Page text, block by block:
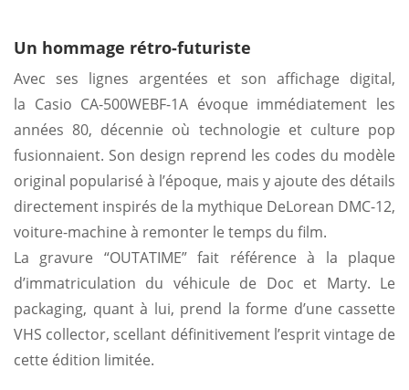
Un hommage rétro-futuriste
Avec ses lignes argentées et son affichage digital,
la Casio CA-500WEBF-1A évoque immédiatement les
années 80, décennie où technologie et culture pop
fusionnaient. Son design reprend les codes du modèle
original popularisé à l’époque, mais y ajoute des détails
directement inspirés de la mythique DeLorean DMC-12,
voiture-machine à remonter le temps du film.
La gravure “OUTATIME” fait référence à la plaque
d’immatriculation du véhicule de Doc et Marty. Le
packaging, quant à lui, prend la forme d’une cassette
VHS collector, scellant définitivement l’esprit vintage de
cette édition limitée.